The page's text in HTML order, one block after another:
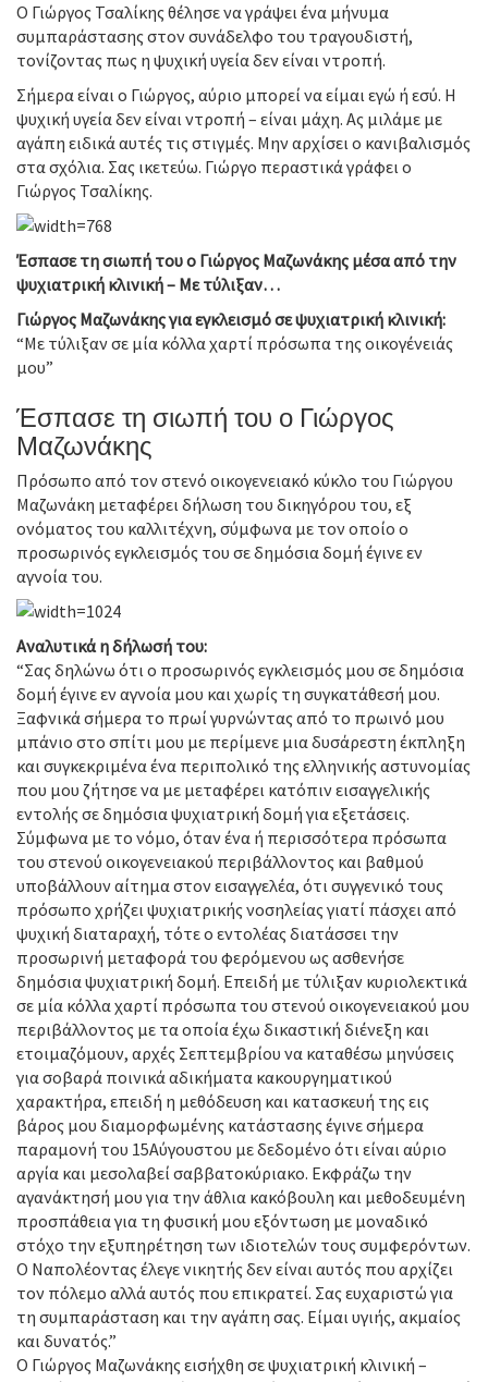
Ο Γιώργος Τσαλίκης θέλησε να γράψει ένα μήνυμα
συμπαράστασης στον συνάδελφο του τραγουδιστή,
τονίζοντας πως η ψυχική υγεία δεν είναι ντροπή.
Σήμερα είναι ο Γιώργος, αύριο μπορεί να είμαι εγώ ή εσύ. Η
ψυχική υγεία δεν είναι ντροπή – είναι μάχη. Ας μιλάμε με
αγάπη ειδικά αυτές τις στιγμές. Μην αρχίσει ο κανιβαλισμός
στα σχόλια. Σας ικετεύω. Γιώργο περαστικά γράφει ο
Γιώργος Τσαλίκης.
Έσπασε τη σιωπή του ο Γιώργος Μαζωνάκης μέσα από την
ψυχιατρική κλινική – Με τύλιξαν…
Γιώργος Μαζωνάκης για εγκλεισμό σε ψυχιατρική κλινική:
“Με τύλιξαν σε μία κόλλα χαρτί πρόσωπα της οικογένειάς
μου”
Έσπασε τη σιωπή του ο Γιώργος
Μαζωνάκης
Πρόσωπο από τον στενό οικογενειακό κύκλο του Γιώργου
Μαζωνάκη μεταφέρει δήλωση του δικηγόρου του, εξ
ονόματος του καλλιτέχνη, σύμφωνα με τον οποίο ο
προσωρινός εγκλεισμός του σε δημόσια δομή έγινε εν
αγνοία του.
Αναλυτικά η δήλωσή του:
“Σας δηλώνω ότι ο προσωρινός εγκλεισμός μου σε δημόσια
δομή έγινε εν αγνοία μου και χωρίς τη συγκατάθεσή μου.
Ξαφνικά σήμερα το πρωί γυρνώντας από το πρωινό μου
μπάνιο στο σπίτι μου με περίμενε μια δυσάρεστη έκπληξη
και συγκεκριμένα ένα περιπολικό της ελληνικής αστυνομίας
που μου ζήτησε να με μεταφέρει κατόπιν εισαγγελικής
εντολής σε δημόσια ψυχιατρική δομή για εξετάσεις.
Σύμφωνα με το νόμο, όταν ένα ή περισσότερα πρόσωπα
του στενού οικογενειακού περιβάλλοντος και βαθμού
υποβάλλουν αίτημα στον εισαγγελέα, ότι συγγενικό τους
πρόσωπο χρήζει ψυχιατρικής νοσηλείας γιατί πάσχει από
ψυχική διαταραχή, τότε ο εντολέας διατάσσει την
προσωρινή μεταφορά του φερόμενου ως ασθενήσε
δημόσια ψυχιατρική δομή. Επειδή με τύλιξαν κυριολεκτικά
σε μία κόλλα χαρτί πρόσωπα του στενού οικογενειακού μου
περιβάλλοντος με τα οποία έχω δικαστική διένεξη και
ετοιμαζόμουν, αρχές Σεπτεμβρίου να καταθέσω μηνύσεις
για σοβαρά ποινικά αδικήματα κακουργηματικού
χαρακτήρα, επειδή η μεθόδευση και κατασκευή της εις
βάρος μου διαμορφωμένης κατάστασης έγινε σήμερα
παραμονή του 15Αύγουστου με δεδομένο ότι είναι αύριο
αργία και μεσολαβεί σαββατοκύριακο. Εκφράζω την
αγανάκτησή μου για την άθλια κακόβουλη και μεθοδευμένη
προσπάθεια για τη φυσική μου εξόντωση με μοναδικό
στόχο την εξυπηρέτηση των ιδιοτελών τους συμφερόντων.
Ο Ναπολέοντας έλεγε νικητής δεν είναι αυτός που αρχίζει
τον πόλεμο αλλά αυτός που επικρατεί. Σας ευχαριστώ για
τη συμπαράσταση και την αγάπη σας. Είμαι υγιής, ακμαίος
και δυνατός.”
Ο Γιώργος Μαζωνάκης εισήχθη σε ψυχιατρική κλινική –